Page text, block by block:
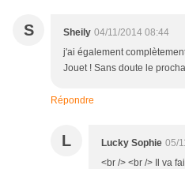
S Sheily 04/11/2014 08:44
j'ai également
Jouet ! Sans doute le
Répondre
L Lucky Sophie 05/
<br /> <br /> Il va